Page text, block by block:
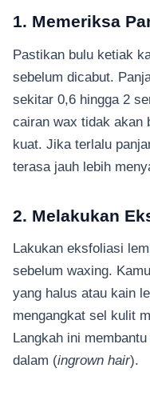
1. Memeriksa
Pastikan bulu ketiak
sebelum dicabut.
sekitar 0,6 hingga 2
cairan wax tidak akan
kuat. Jika terlalu
terasa jauh lebih
2. Melakukan
Lakukan eksfoliasi
sebelum waxing.
yang halus atau kain
mengangkat sel kulit
Langkah ini
dalam (ingrown hair).